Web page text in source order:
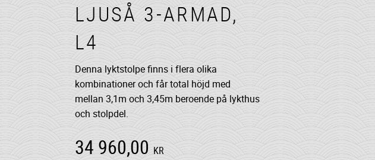
LJUSÅ 3-ARMAD,
L4
Denna lyktstolpe finns i flera olika
kombinationer och får total höjd med
mellan 3,1m och 3,45m beroende på lykthus
och stolpdel.
34 960,00 KR